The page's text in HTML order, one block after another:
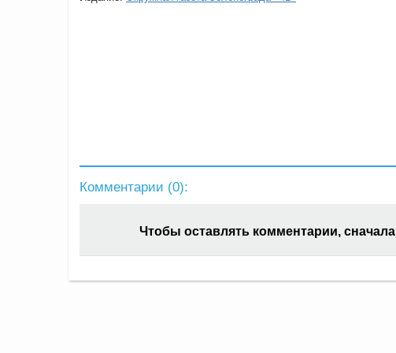
Комментарии (0):
Чтобы оставлять комментарии, сначала